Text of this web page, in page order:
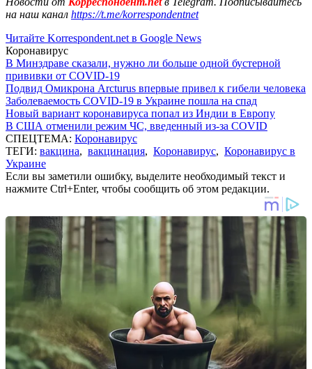
на наш канал https://t.me/korrespondentnet
Читайте Korrespondent.net в Google News
Коронавирус
В Минздраве сказали, нужно ли больше одной бустерной
прививки от COVID-19
Подвид Омикрона Arcturus впервые привел к гибели человека
Заболеваемость COVID-19 в Украине пошла на спад
Новый вариант коронавируса попал из Индии в Европу
В США отменили режим ЧС, введенный из-за COVID
СПЕЦТЕМА: Коронавирус
ТЕГИ: вакцина, вакцинация, Коронавирус, Коронавирус в
Украине
Если вы заметили ошибку, выделите необходимый текст и
нажмите Ctrl+Enter, чтобы сообщить об этом редакции.